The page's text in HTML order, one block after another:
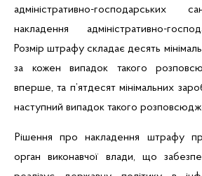
адміністративно-
накладення адміністративно-
Розмір штрафу складає десять
за кожен випадок такого
вперше, та п’ятдесят мінімальних
наступний випадок такого
Рішення про накладення штрафу
орган виконавчої влади, що